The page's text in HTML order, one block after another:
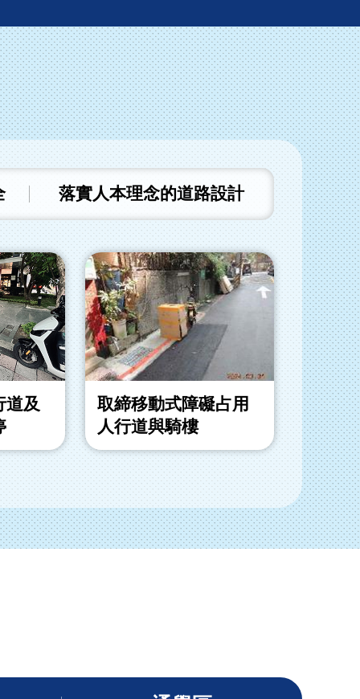
道及
取締移動式障礙占用
人行道與騎樓
取締
動式
落實人本理念的道路設計